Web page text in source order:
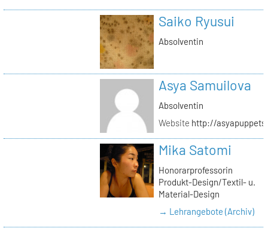
Saiko Ryusui
Absolventin
Asya Samuilova
Absolventin
Website http://
Mika Satomi
Honorarprofessorin
Produkt-Design/Textil- u.
Material-Design
→ Lehrangebote (Archiv)